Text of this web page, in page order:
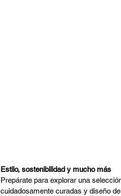
Estilo, sostenibilidad y mucho más
Prepárate para explorar una
cuidadosamente curadas y diseño